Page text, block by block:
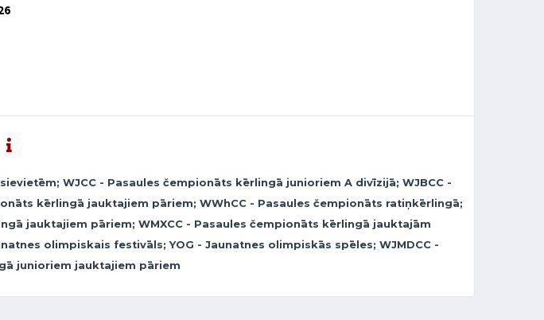
WJCC - Pasaules čempionāts kērlingā junioriem A divīzijā; WJBCC -
kērlingā jauktajiem pāriem; WWhCC - Pasaules čempionāts ratiņkērlingā;
jauktajiem pāriem; WMXCC - Pasaules čempionāts kērlingā jauktajām
olimpiskais festivāls; YOG - Jaunatnes olimpiskās spēles; WJMDCC -
junioriem jauktajiem pāriem